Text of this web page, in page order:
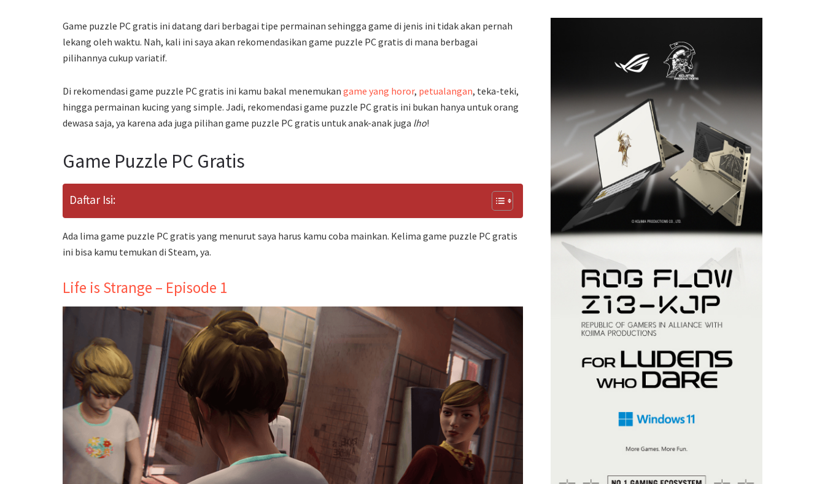
Game puzzle PC gratis ini datang dari berbagai tipe permainan sehingga game di jenis ini tidak akan pernah
lekang oleh waktu. Nah, kali ini saya akan rekomendasikan game puzzle PC gratis di mana berbagai
pilihannya cukup variatif.
Di rekomendasi game puzzle PC gratis ini kamu bakal menemukan game yang horor, petualangan, teka-teki,
hingga permainan kucing yang simple. Jadi, rekomendasi game puzzle PC gratis ini bukan hanya untuk orang
dewasa saja, ya karena ada juga pilihan game puzzle PC gratis untuk anak-anak juga lho!
Game Puzzle PC Gratis
Daftar Isi:
Ada lima game puzzle PC gratis yang menurut saya harus kamu coba mainkan. Kelima game puzzle PC gratis
ini bisa kamu temukan di Steam, ya.
Life is Strange – Episode 1